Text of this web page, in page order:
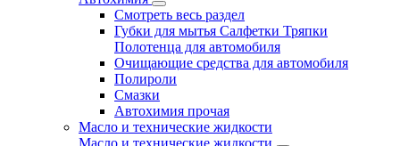
Смотреть весь раздел
Губки для мытья Салфетки Тряпки
Полотенца для автомобиля
Очищающие средства для автомобиля
Полироли
Смазки
Автохимия прочая
Масло и технические жидкости
Масло и технические жидкости